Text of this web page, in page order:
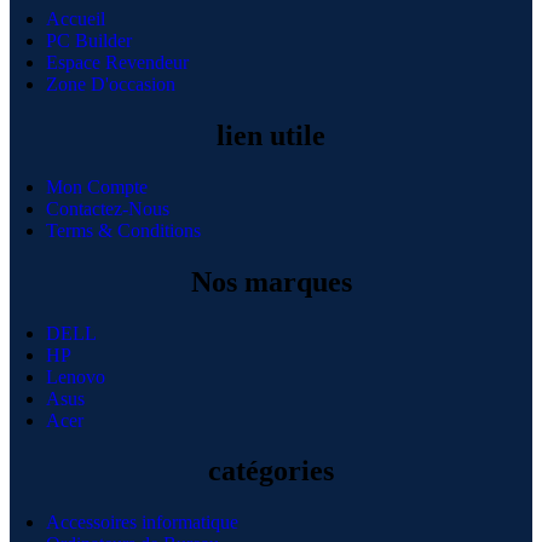
Accueil
PC Builder
Espace Revendeur
Zone D'occasion
lien utile
Mon Compte
Contactez-Nous
Terms & Conditions
Nos marques
DELL
HP
Lenovo
Asus
Acer
catégories
Accessoires informatique